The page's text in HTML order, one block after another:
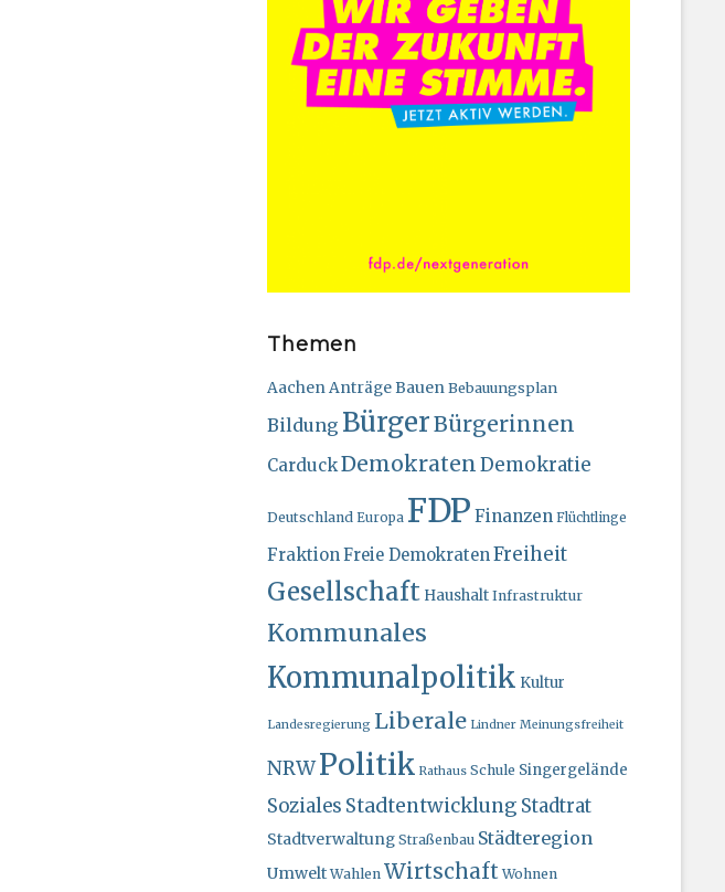
Themen
AachenAnträgeBauenBebauungsplan
Bildung BürgerBürgerinnen
CarduckDemokratenDemokratie
Deutschland Europa FDP Finanzen Flüchtlinge
FraktionFreie DemokratenFreiheit
Gesellschaft Haushalt Infrastruktur
Kommunales
Kommunalpolitik Kultur
Landesregierung Liberale Lindner Meinungsfreiheit
NRWPolitik Rathaus Schule Singergelände
Soziales Stadtentwicklung Stadtrat
Stadtverwaltung Straßenbau Städteregion
Umwelt Wahlen Wirtschaft Wohnen